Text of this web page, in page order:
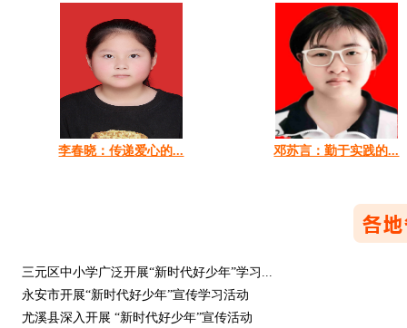
李春晓：传递爱心的... 邓苏言：勤于实践的...
三元区中小学广泛开展“新时代好少年”学习...
永安市开展“新时代好少年”宣传学习活动
尤溪县深入开展 “新时代好少年”宣传活动